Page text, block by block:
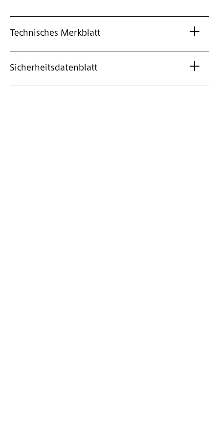
Technisches Merkblatt
Sicherheitsdatenblatt